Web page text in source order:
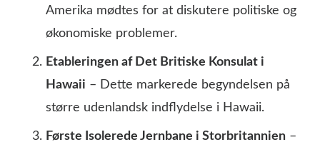
Amerika mødtes for at diskutere politiske og
økonomiske problemer.
Etableringen af Det Britiske Konsulat i
Hawaii – Dette markerede begyndelsen på
større udenlandsk indflydelse i Hawaii.
Første Isolerede Jernbane i Storbritannien –